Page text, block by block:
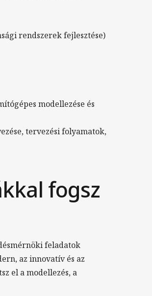
rendszerek fejlesztése)
modellezése és
tervezési folyamatok,
fogsz
feladatok
az innovatív és az
el a modellezés, a